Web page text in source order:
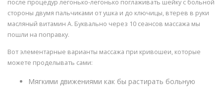
после процедур легонько-легонько поглаживать шейку с больной
стороны двумя пальчиками от ушка и до ключицы, втерев в руки
масляный витамин А. Буквально через 10 сеансов массажа мы
пошли на поправку.
Вот элементарные варианты массажа при кривошеи, которые
можете проделывать сами:
Мягкими движениями как бы растирать больную